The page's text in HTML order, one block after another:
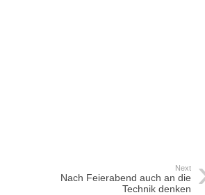
Next
Nach Feierabend auch an die
Technik denken